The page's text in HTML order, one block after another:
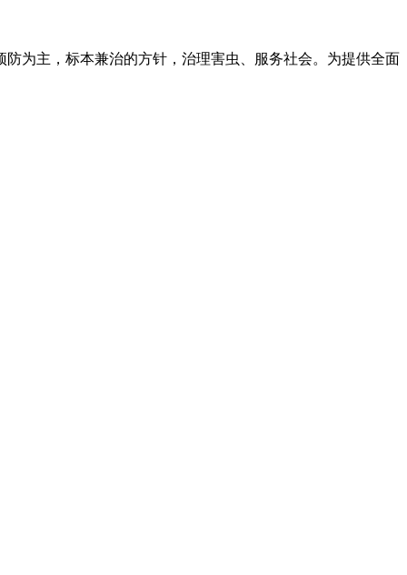
为主，标本兼治的方针，治理害虫、服务社会。为提供全面